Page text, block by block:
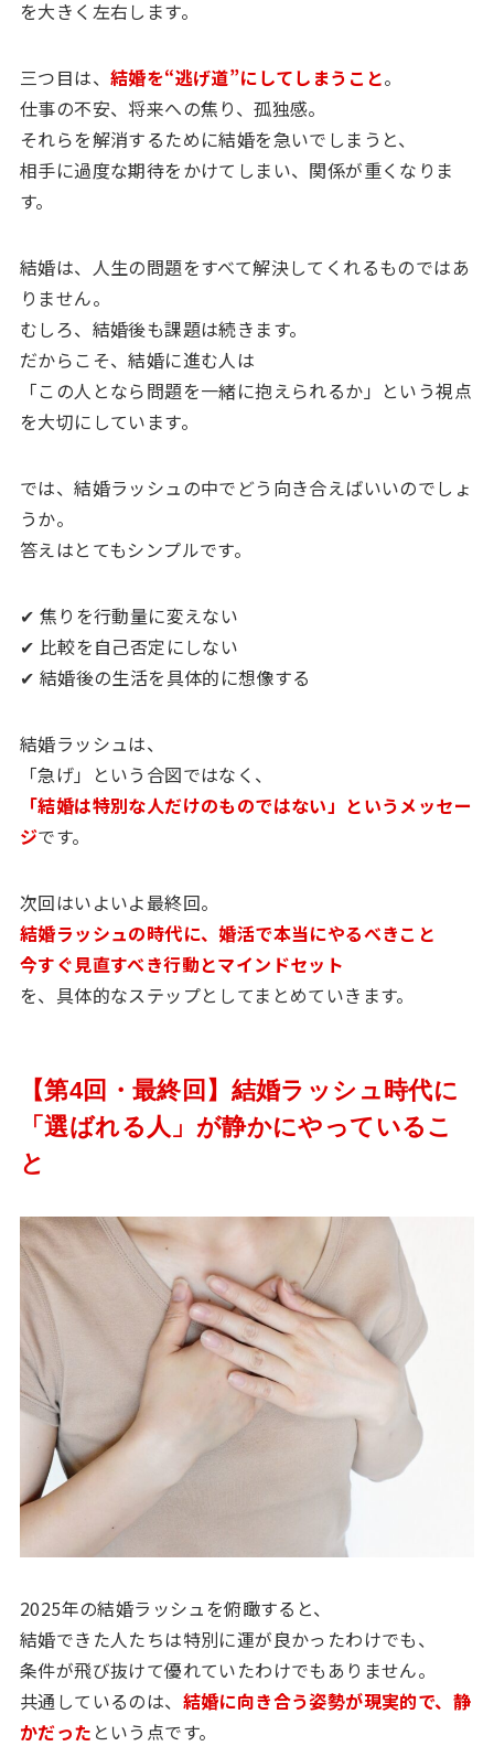
を大きく左右します。
三つ目は、 結婚を“逃げ道”にしてしまうこと。
仕事の不安、将来への焦り、孤独感。
それらを解消するために結婚を急いでしまうと、
相手に過度な期待をかけてしまい、関係が重くなりま
す。
結婚は、人生の問題をすべて解決してくれるものではあ
りません。
むしろ、結婚後も課題は続きます。
だからこそ、結婚に進む人は
「この人となら問題を一緒に抱えられるか」という視点
を大切にしています。
では、結婚ラッシュの中でどう向き合えばいいのでしょ
うか。
答えはとてもシンプルです。
✔ 焦りを行動量に変えない
✔ 比較を自己否定にしない
✔ 結婚後の生活を具体的に想像する
結婚ラッシュは、
「急げ」という合図ではなく、
「結婚は特別な人だけのものではない」というメッセー
ジです。
次回はいよいよ最終回。
結婚ラッシュの時代に、婚活で本当にやるべきこと
今すぐ見直すべき行動とマインドセット
を、具体的なステップとしてまとめていきます。
【第4回・最終回】結婚ラッシュ時代に
「選ばれる人」が静かにやっているこ
と
2025年の結婚ラッシュを俯瞰すると、
結婚できた人たちは特別に運が良かったわけでも、
条件が飛び抜けて優れていたわけでもありません。
共通しているのは、 結婚に向き合う姿勢が現実的で、静
かだった という点です。